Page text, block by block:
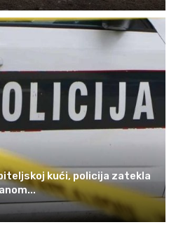
kući, policija zatekla